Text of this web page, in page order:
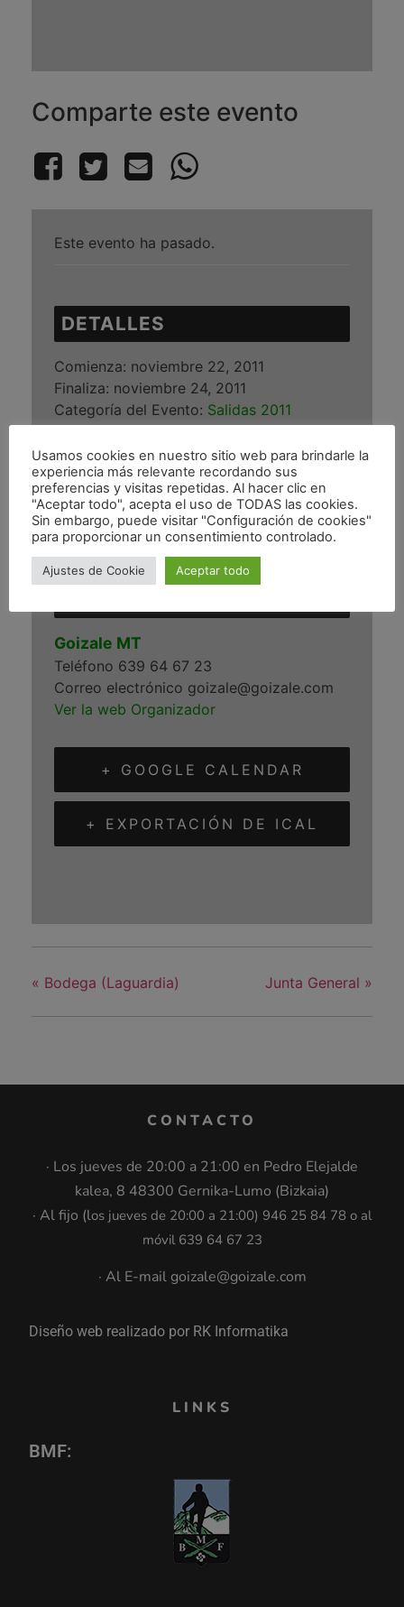
Comparte este evento
Este evento ha pasado.
DETALLES
Comienza: noviembre 22, 2011
Finaliza: noviembre 24, 2011
Categoría del Evento: Salidas 2011
LOCAL
Gernika-Lumo
Gernika-Lumo, Bizkaia 48300 España +
Google Map
Goizale MT
Teléfono 639 64 67 23
Correo electrónico goizale@goizale.com
Ver la web Organizador
+ GOOGLE CALENDAR
+ EXPORTACIÓN DE ICAL
« Bodega (Laguardia) Junta General »
CONTACTO
· Los jueves de 20:00 a 21:00 en Pedro Elejalde
kalea, 8 48300 Gernika-Lumo (Bizkaia)
· Al fijo (los jueves de 20:00 a 21:00) 946 25 84 78 o al
móvil 639 64 67 23
· Al E-mail goizale@goizale.com
Diseño web realizado por RK Informatika
LINKS
BMF:
Usamos cookies en nuestro sitio web para brindarle la
experiencia más relevante recordando sus
preferencias y visitas repetidas. Al hacer clic en
"Aceptar todo", acepta el uso de TODAS las cookies.
Sin embargo, puede visitar "Configuración de cookies"
para proporcionar un consentimiento controlado.
Ajustes de Cookie Aceptar todo